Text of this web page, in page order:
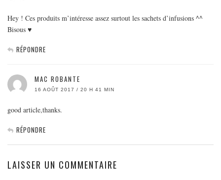
Hey ! Ces produits m’intéresse assez surtout les sachets d’infusions ^^
Bisous ♥
RÉPONDRE
MAC ROBANTE
16 AOÛT 2017 / 20 H 41 MIN
good article,thanks.
RÉPONDRE
LAISSER UN COMMENTAIRE